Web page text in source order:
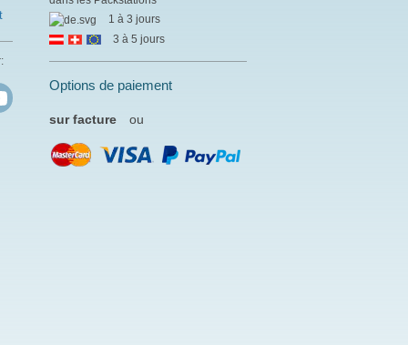
1 à 3 jours
3 à 5 jours
Options de paiement
sur facture ou